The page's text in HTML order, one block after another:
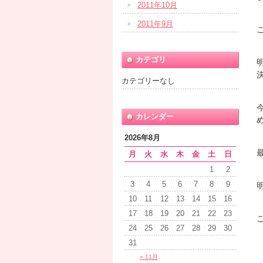
2011年10月
2011年9月
カテゴリ
カテゴリーなし
カレンダー
2026年8月
月
火 水 木 金 土 日
« 11月
1
2
3
4 5 6 7 8
9
10
11 12 13 14 15
16
17
18 19 20 21 22
23
24
25 26 27 28 29
30
31